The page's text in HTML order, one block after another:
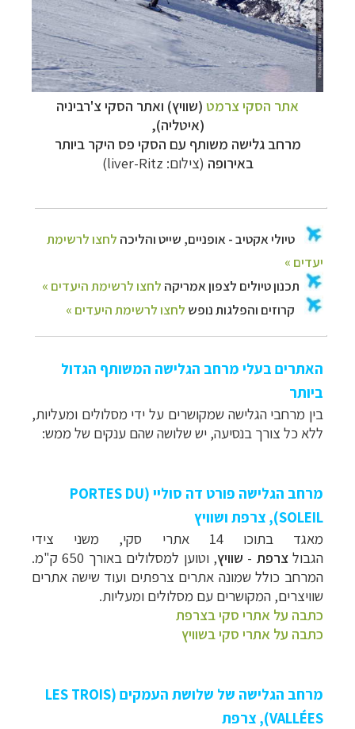
אתר הסקי צרמט (שוויץ) ואתר הסקי צ'רביניה
(איטליה),
מרחב גלישה משותף עם הסקי פס היקר ביותר
באירופה (צילום: liver-Ritz)
האתרים בעלי מרחב הגלישה המשותף הגדול
ביותר
בין מרחבי הגלישה שמקושרים על ידי מסלולים ומעליות,
ללא כל צורך בנסיעה, יש שלושה שהם ענקים של ממש:
מרחב הגלישה פורט דה סוליי (PORTES DU
SOLEIL), צרפת ושוויץ
מאגד בתוכו 14 אתרי סקי, משני צידי
הגבולצרפת - שוויץ
, וטוען למסלולים באורך 650 ק"מ.
המרחב כולל שמונה אתרים צרפתים ועוד שישה אתרים
שוויצרים, המקושרים עם מסלולים ומעליות.
כתבה על אתרי סקי בצרפת
כתבה על אתרי סקי בשוויץ
מרחב הגלישה של שלושת העמקים (
LES TROIS
VALLÉES), צרפת